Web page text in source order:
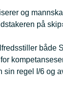
og
på
både
regel I/6 og